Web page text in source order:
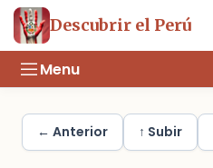
Descubrir el Perú
Menu
← Anterior ↑ Subir